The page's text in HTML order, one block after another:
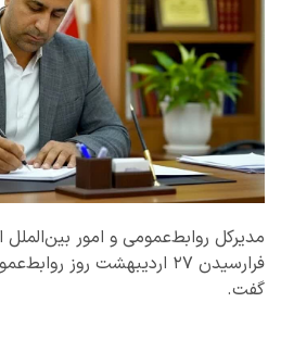
مدیرکل روابط‌عمومی و امور بین‌الملل
فرارسیدن ۲۷ اردیبهشت روز
گفت.